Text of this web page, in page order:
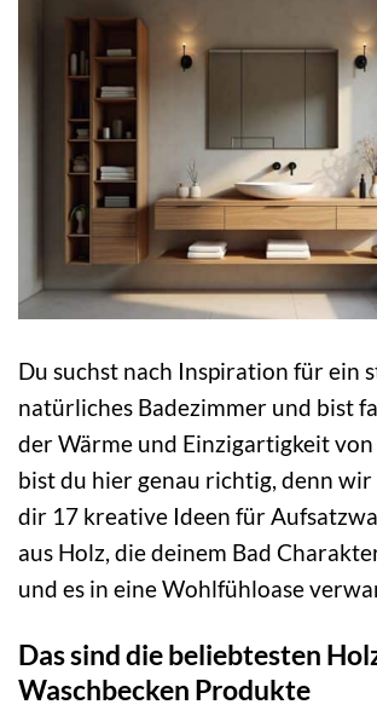
Du suchst nach Inspiration für ein
natürliches Badezimmer und bist
der Wärme und Einzigartigkeit von
bist du hier genau richtig, denn
dir 17 kreative Ideen für
aus Holz, die deinem Bad
und es in eine Wohlfühloase
Das sind die beliebtesten
Waschbecken Produkte